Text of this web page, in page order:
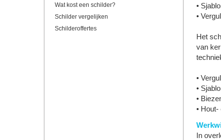
Wat kost een schilder?
Schilder vergelijken
Schilderoffertes
•
•
Het
van
•
•
•
•
In